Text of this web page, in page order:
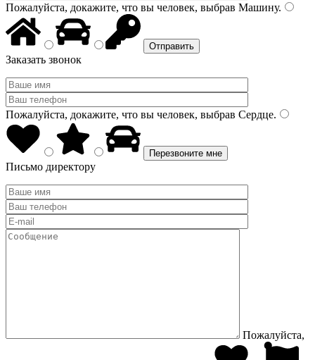
Пожалуйста, докажите, что вы человек, выбрав Машину.
Заказать звонок
Пожалуйста, докажите, что вы человек, выбрав Сердце.
Письмо директору
Пожалуйста,